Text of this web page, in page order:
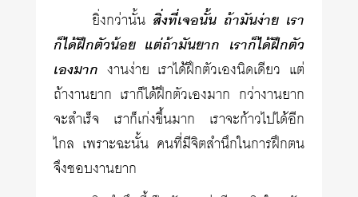
ยิ่งกว่านั้น สิ่งที่เจอนั้น ถ้ามันง่าย เรา
ก็ได้ฝึกตัวน้อย แต่ถ้ามันยาก เราก็ได้ฝึกตัว
เองมาก งานง่าย เราได้ฝึกตัวเองนิดเดียว แต่
ถ้างานยาก เราก็ได้ฝึกตัวเองมาก กว่างานยาก
จะสำเร็จ เราก็เก่งขึ้นมาก เราจะก้าวไปได้อีก
ไกล เพราะฉะนั้น คนที่มีจิตสำนึกในการฝึกตน
จึงชอบงานยาก